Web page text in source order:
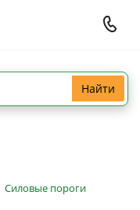
Найти
Силовые пороги